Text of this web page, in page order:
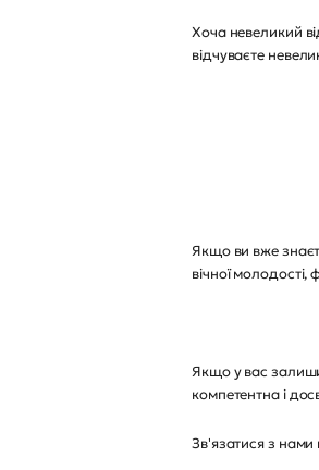
Хоча невеликий
відчуваєте
Якщо ви вже
вічної
Якщо у вас
компетентна і
Зв'язатися з